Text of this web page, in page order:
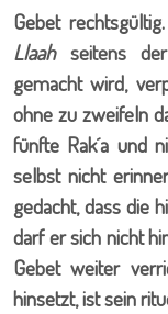
Gebet
Llaah seitens
gemacht wird,
ohne zu zweifeln
fünfte Rak´a und
selbst nicht
gedacht, dass die
darf er sich nicht
Gebet weiter
hinsetzt, ist sein